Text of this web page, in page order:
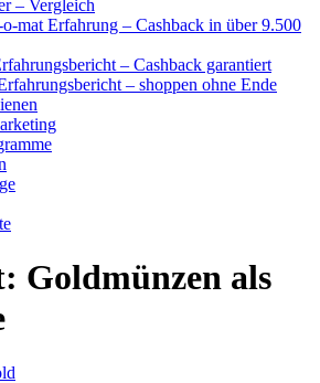
– Vergleich
mat Erfahrung – Cashback in über 9.500
– Cashback garantiert
– shoppen ohne Ende
Goldmünzen als